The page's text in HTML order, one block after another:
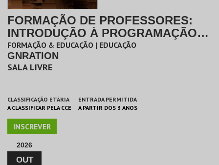
FORMAÇÃO DE PROFESSORES:
INTRODUÇÃO À PROGRAMAÇÃO
CRIATIVA COM P5.JS
FORMAÇÃO & EDUCAÇÃO | EDUCAÇÃO
GNRATION
SALA LIVRE
CLASSIFICAÇÃO ETÁRIA
A CLASSIFICAR PELA CCE
ENTRADA PERMITIDA
A PARTIR DOS 3 ANOS
INSCREVER
2026
OUT